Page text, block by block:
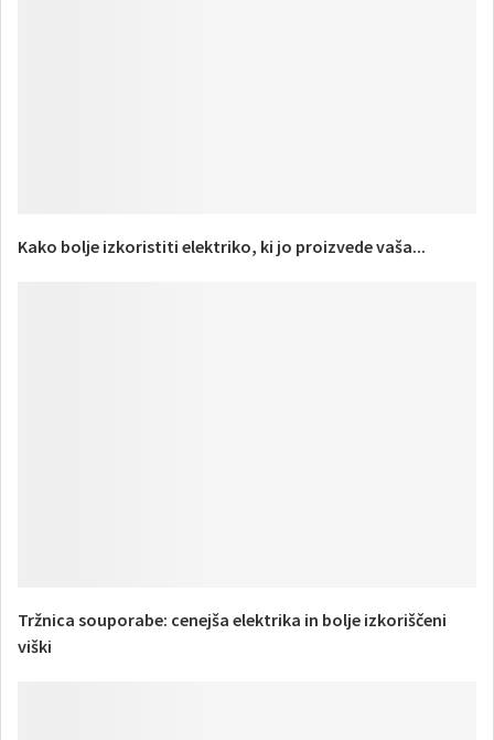
Kako bolje izkoristiti elektriko, ki jo proizvede vaša...
Tržnica souporabe: cenejša elektrika in bolje izkoriščeni
viški